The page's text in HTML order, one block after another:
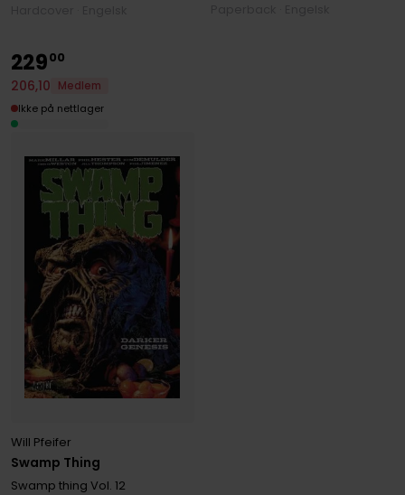
Swamp Thing
Will Pfeifer
Swamp thing Vol. 12
22900
206,10
Medlem
Ikke på nettlager